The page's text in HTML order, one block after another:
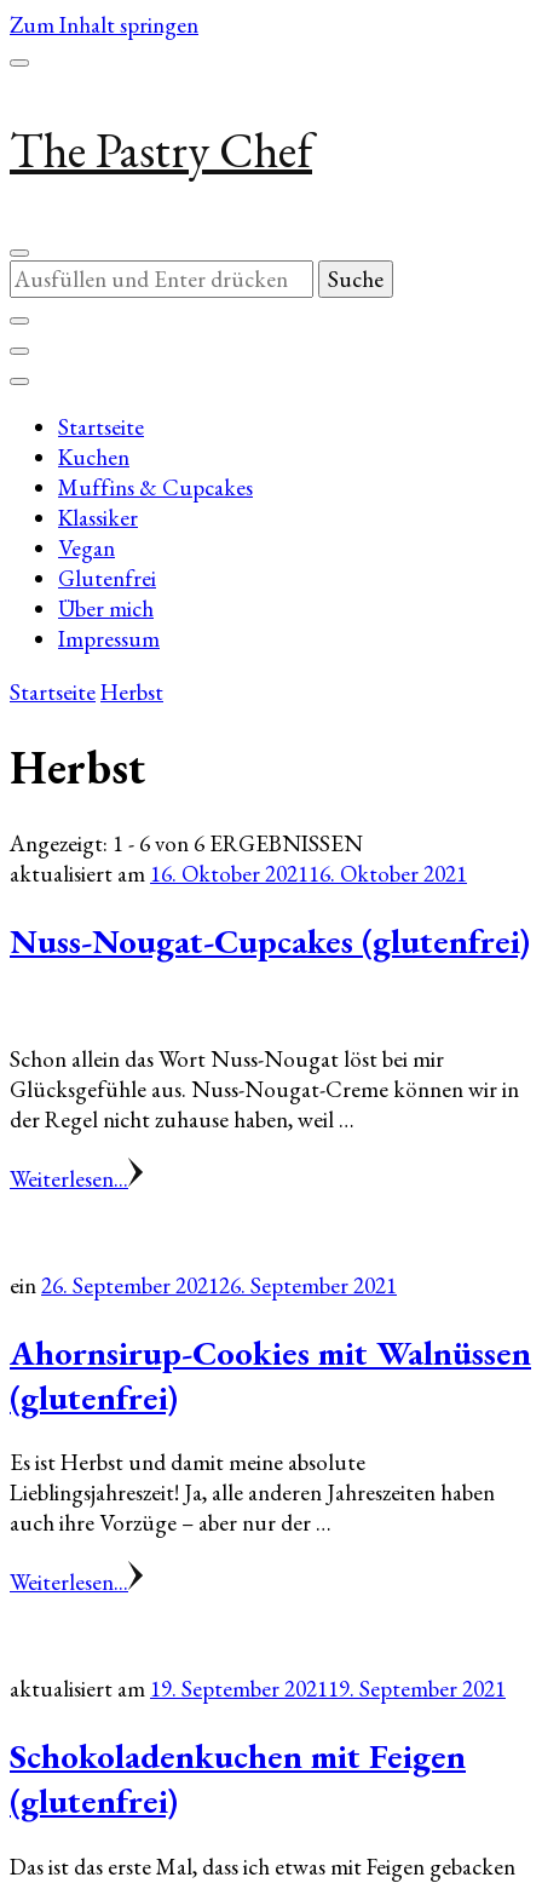
Zum Inhalt springen
The Pastry Chef
Suchst
du
nach
etwas?
Startseite
Kuchen
Muffins & Cupcakes
Klassiker
Vegan
Glutenfrei
Über mich
Impressum
StartseiteHerbst
Herbst
Angezeigt: 1 - 6 von 6 ERGEBNISSEN
aktualisiert am 16. Oktober 202116. Oktober 2021
Nuss-Nougat-Cupcakes (glutenfrei)
Schon allein das Wort Nuss-Nougat löst bei mir
Glücksgefühle aus. Nuss-Nougat-Creme können wir in
der Regel nicht zuhause haben, weil …
Weiterlesen...
ein26. September 202126. September 2021
Ahornsirup-Cookies mit Walnüssen
(glutenfrei)
Es ist Herbst und damit meine absolute
Lieblingsjahreszeit! Ja, alle anderen Jahreszeiten haben
auch ihre Vorzüge – aber nur der …
Weiterlesen...
aktualisiert am 19. September 202119. September 2021
Schokoladenkuchen mit Feigen
(glutenfrei)
Das ist das erste Mal, dass ich etwas mit Feigen gebacken